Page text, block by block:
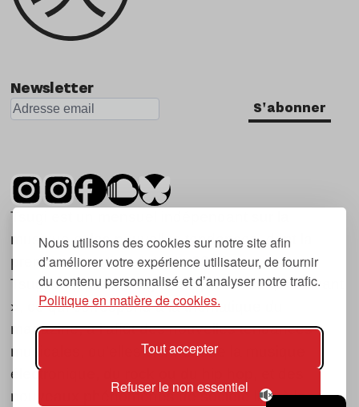
Nous utilisons des cookies sur notre site afin
d’améliorer votre expérience utilisateur, de fournir
du contenu personnalisé et d’analyser notre trafic.
Politique en matière de cookies.
Tout accepter
Refuser le non essentiel
Hardcore
Global Club
Indie
Newsletter
S'abonner
Tsugi est un mensuel indépendant sur la
musique et les nouvelles tendances, dont la
première parution date de 2007.
Tsugi en japonais signifie « prochain », « suivant
», ce qui correspond à la thématique du
magazine, à l’affût des nouvelles tendances
musicales, qu’elles viennent de la musique
électronique, du rock ou du hip hop, et des
nouveaux phénomènes de société liés à la